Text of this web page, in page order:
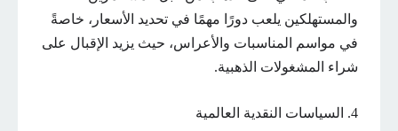
والمستهلكين يلعب دورًا مهمًا في تحديد الأسعار، خاصةً
في مواسم المناسبات والأعراس، حيث يزيد الإقبال على
شراء المشغولات الذهبية.
4. السياسات النقدية العالمية